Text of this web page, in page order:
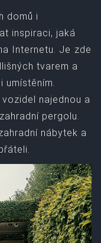
domů i
inspiraci, jaká
Internetu. Je zde
tvarem a
najednou a
pergolu.
nábytek a